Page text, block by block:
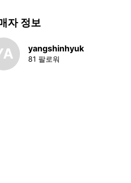
자 정보
yangshinhyuk
81 팔로워